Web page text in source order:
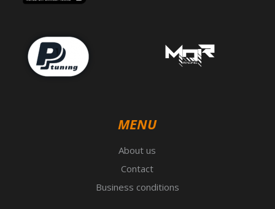
MENU
About us
Contact
Business conditions